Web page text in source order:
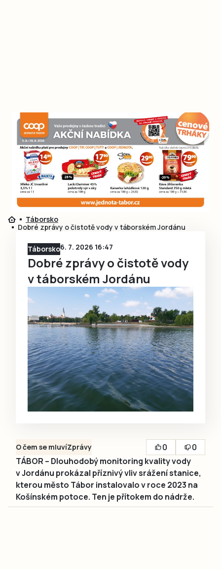
Táborsko
Dobré zprávy o čistotě vody v táborském Jordánu
Táborsko6. 7. 2026 16:47
Dobré zprávy o čistotě vody
v táborském Jordánu
O čem se mluvíZprávy 0
0
TÁBOR – Dlouhodobý monitoring kvality vody
v Jordánu prokázal příznivý vliv srážení stanice,
kterou město Tábor instalovalo v roce 2023 na
Košínském potoce. Ten je přítokem do nádrže.